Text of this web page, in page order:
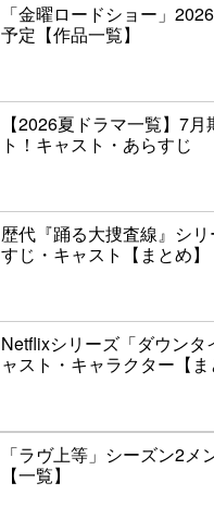
「金曜ロードショー」
予定【作品一覧】
【2026夏ドラマ一覧】7月
ト！キャスト・あらすじ
歴代『踊る大捜査線』シリ
すじ・キャスト【まとめ】
Netflixシリーズ「ダウンタ
ャスト・キャラクター【ま
「ラヴ上等」シーズン2メ
【一覧】